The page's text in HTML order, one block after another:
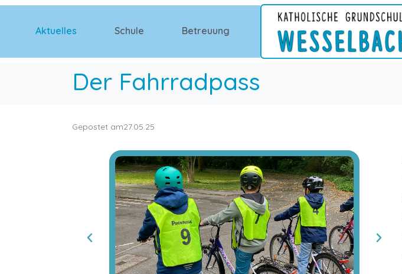
Aktuelles Schule Betreuung
Der Fahrradpass
Gepostet am27.05.25